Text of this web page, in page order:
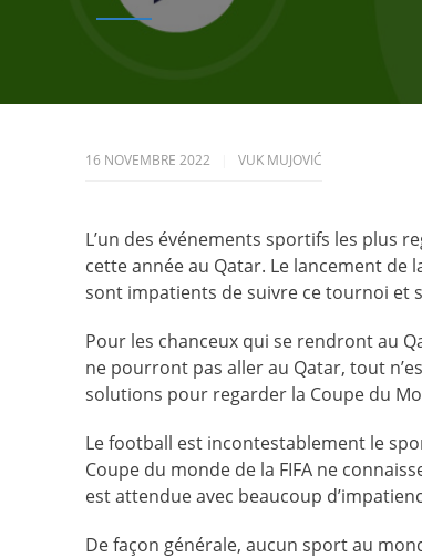
16 NOVEMBRE 2022 VUK MUJOVIĆ
L’un des événements sportifs les plus
cette année au Qatar. Le lancement
sont impatients de suivre ce tournoi et
Pour les chanceux qui se rendront au
ne pourront pas aller au Qatar, tout
solutions pour regarder la Coupe du
Le football est incontestablement le
Coupe du monde de la FIFA ne
est attendue avec beaucoup
De façon générale, aucun sport au